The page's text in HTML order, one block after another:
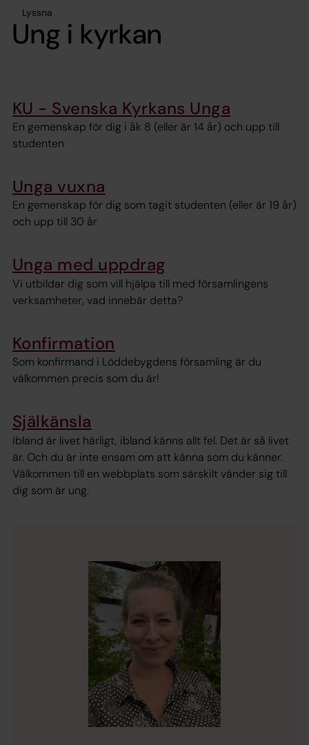
Lyssna
Ung i kyrkan
KU - Svenska Kyrkans Unga
En gemenskap för dig i åk 8 (eller är 14 år) och upp till
studenten
Unga vuxna
En gemenskap för dig som tagit studenten (eller är 19 år)
och upp till 30 år
Unga med uppdrag
Vi utbildar dig som vill hjälpa till med församlingens
verksamheter, vad innebär detta?
Konfirmation
Som konfirmand i Löddebygdens församling är du
välkommen precis som du är!
Själkänsla
Ibland är livet härligt, ibland känns allt fel. Det är så livet
är. Och du är inte ensam om att känna som du känner.
Välkommen till en webbplats som särskilt vänder sig till
dig som är ung.